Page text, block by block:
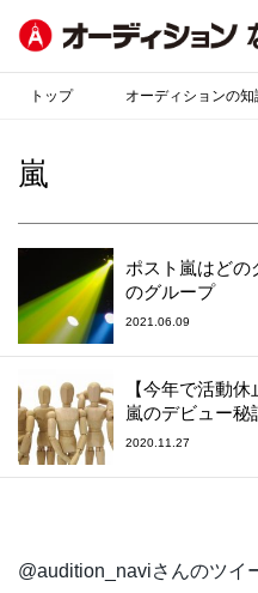
トップ オーディションの知
嵐
ポスト嵐はどの
のグループ
2021.06.09
【今年で活動
嵐のデビュー秘
2020.11.27
@audition_naviさんのツイ